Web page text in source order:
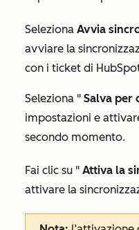
Seleziona Avvia
avviare la
con i ticket di
Seleziona " Salva per
impostazioni e
secondo momento.
Fai clic su " Attiva la
attivare la